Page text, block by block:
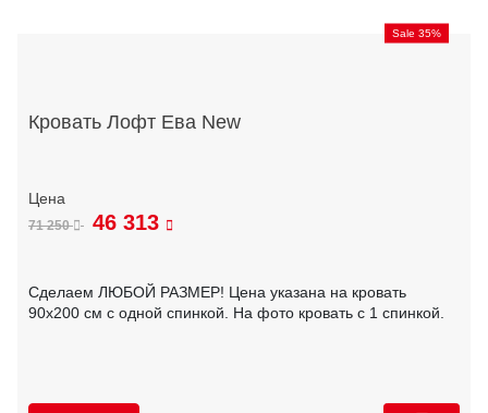
Sale 35%
Кровать Лофт Ева New
71 250 46 313
Сделаем ЛЮБОЙ РАЗМЕР! Цена указана на кровать
90х200 см с одной спинкой. На фото кровать с 1 спинкой.